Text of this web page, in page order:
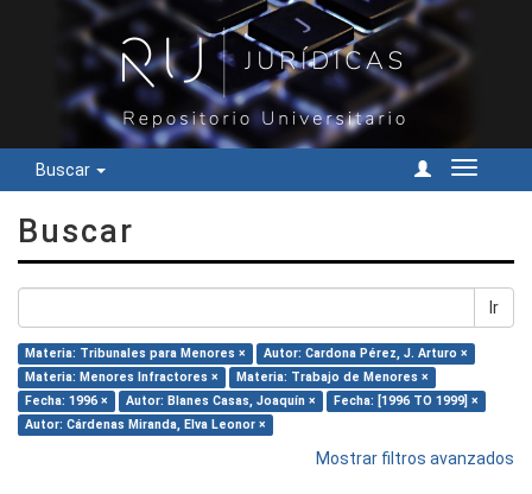
Buscar
Cambiar
Buscar
Ir
Materia: Tribunales para Menores ×
Autor: Cardona Pérez, J. Arturo ×
Materia: Menores Infractores ×
Materia: Trabajo de Menores ×
Fecha: 1996 ×
Autor: Blanes Casas, Joaquín ×
Fecha: [1996 TO 1999] ×
Autor: Cárdenas Miranda, Elva Leonor ×
Mostrar filtros avanzados